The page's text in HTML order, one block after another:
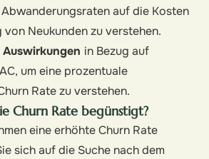
auf die Kosten
Neukunden zu verstehen.
Auswirkungen in Bezug auf
um eine prozentuale
Rate zu verstehen.
Churn Rate begünstigt?
eine erhöhte Churn Rate
sich auf die Suche nach dem